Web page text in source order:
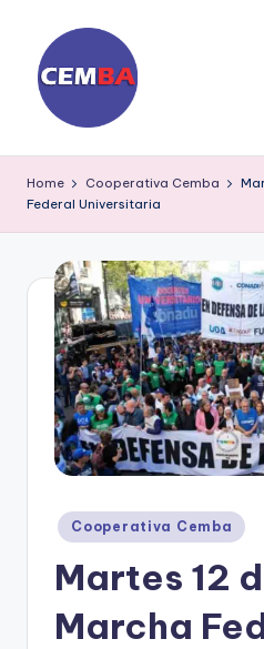
content
ia
ri
C
E
M
B
A
Home Cooperativa Cemba
Federal Universitaria
Posted
in
Cooperativa Cemba
Martes 12
Marcha